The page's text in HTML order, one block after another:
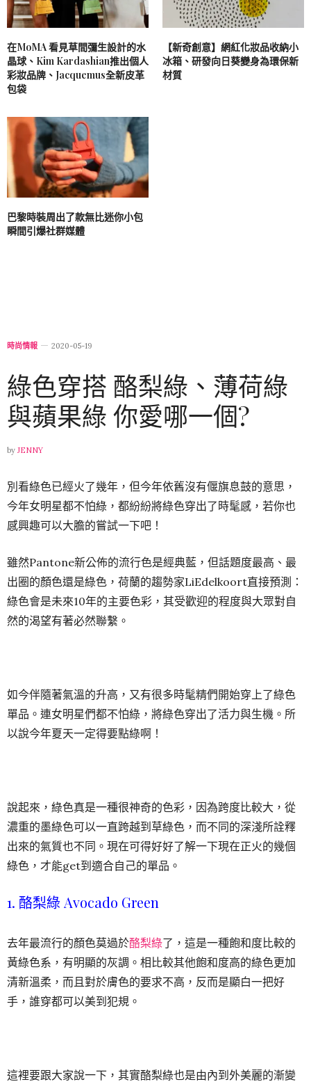
在MoMA 看見草間彌生設計的水
晶球、Kim Kardashian推出個人
彩妝品牌、Jacquemus全新皮革
包袋
【新奇創意】網紅化妝品收納小
冰箱、研發向日葵變身為環保新
材質
巴黎時裝周出了款無比迷你小包
瞬間引爆社群媒體
時尚情報 2020-05-19
綠色穿搭 酪梨綠、薄荷綠
與蘋果綠 你愛哪一個?
by JENNY
別看綠色已經火了幾年，但今年依舊沒有偃旗息鼓的意思，
今年女明星都不怕綠，都紛紛將綠色穿出了時髦感，若你也
感興趣可以大膽的嘗試一下吧！
雖然Pantone新公佈的流行色是經典藍，但話題度最高、最
出圈的顏色還是綠色，荷蘭的趨勢家LiEdelkoort直接預測：
綠色會是未來10年的主要色彩，其受歡迎的程度與大眾對自
然的渴望有著必然聯繫。
如今伴隨著氣溫的升高，又有很多時髦精們開始穿上了綠色
單品。連女明星們都不怕綠，將綠色穿出了活力與生機。所
以說今年夏天一定得要點綠啊！